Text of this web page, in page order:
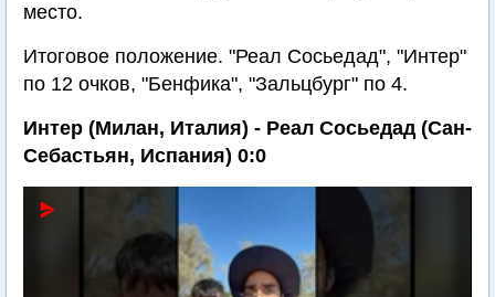
место.
Итоговое положение. "Реал Сосьедад", "Интер"
по 12 очков, "Бенфика", "Зальцбург" по 4.
Интер (Милан, Италия) - Реал Сосьедад (Сан-
Себастьян, Испания) 0:0